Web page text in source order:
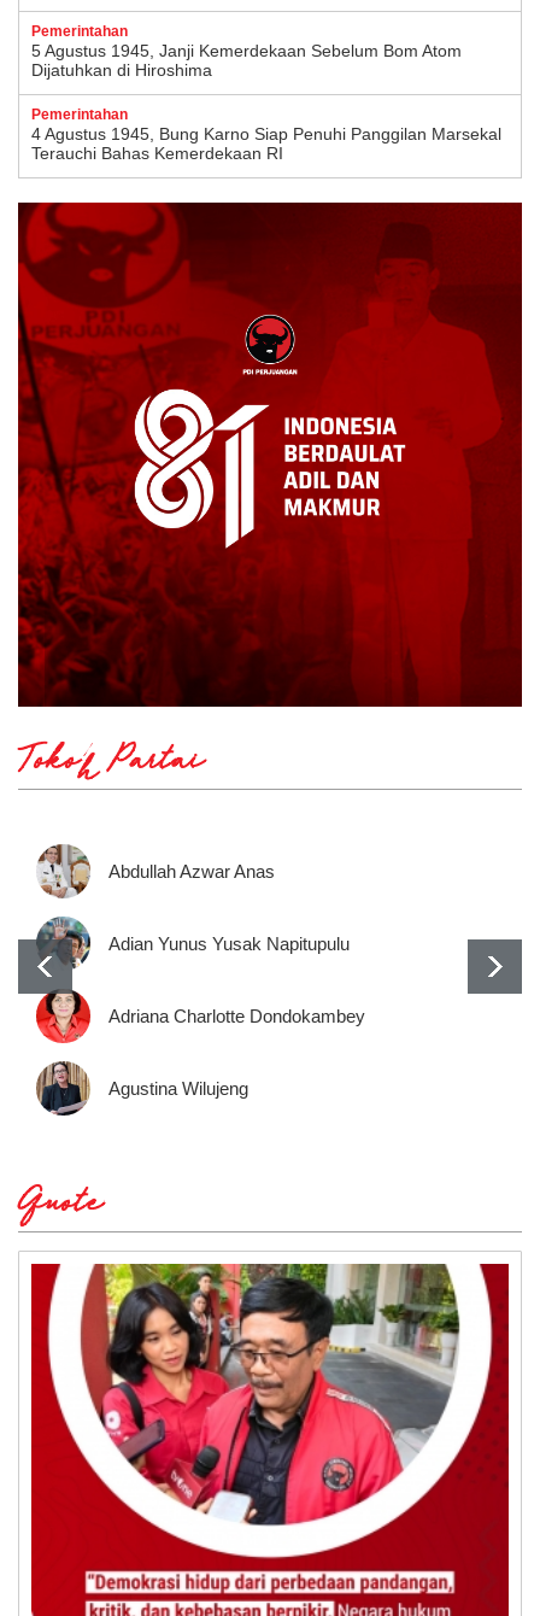
Pemerintahan
5 Agustus 1945, Janji Kemerdekaan Sebelum Bom Atom
Dijatuhkan di Hiroshima
Pemerintahan
4 Agustus 1945, Bung Karno Siap Penuhi Panggilan Marsekal
Terauchi Bahas Kemerdekaan RI
Tokoh Partai
Abdullah Azwar Anas
Adian Yunus Yusak Napitupulu
Adriana Charlotte Dondokambey
Agustina Wilujeng
Quote